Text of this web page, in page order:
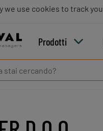
Prodotti
we use cookies to track